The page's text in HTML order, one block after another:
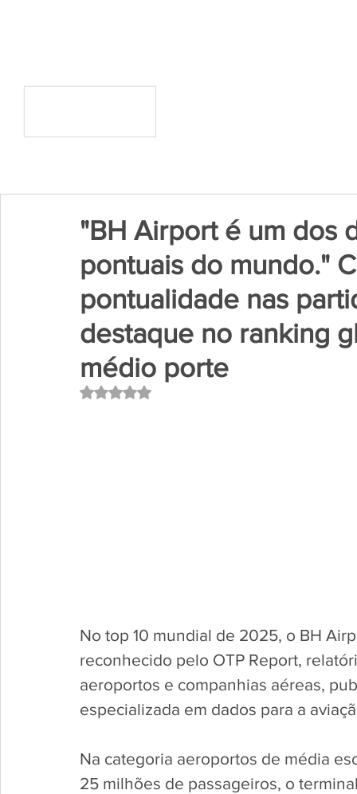
"BH Airport é um dos
pontuais do mundo."
pontualidade nas
destaque no ranking
médio porte
Avaliado com NaN de 5 estrelas.
No top 10 mundial de 2025, o BH
reconhecido pelo OTP Report,
aeroportos e companhias aéreas,
especializada em dados para a
Na categoria aeroportos de média
25 milhões de passageiros, o